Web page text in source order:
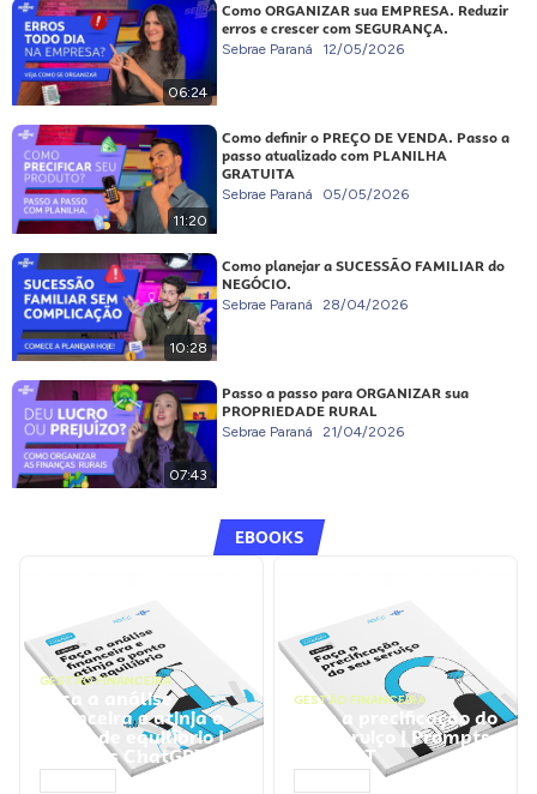
06:24
Como ORGANIZAR sua EMPRESA. Reduzir
erros e crescer com SEGURANÇA.
Sebrae Paraná 12/05/2026
11:20
Como definir o PREÇO DE VENDA. Passo a
passo atualizado com PLANILHA
GRATUITA
Sebrae Paraná 05/05/2026
10:28
Como planejar a SUCESSÃO FAMILIAR do
NEGÓCIO.
Sebrae Paraná 28/04/2026
07:43
Passo a passo para ORGANIZAR sua
PROPRIEDADE RURAL
Sebrae Paraná 21/04/2026
EBOOKS
GESTÃO FINANCEIRA
Faça a análise
financeira e atinja o
ponto de equilíbrio |
Prompts ChatGPT
GESTÃO FINANCEIRA
Faça a precificação do
seu serviço | Prompts
ChatGPT